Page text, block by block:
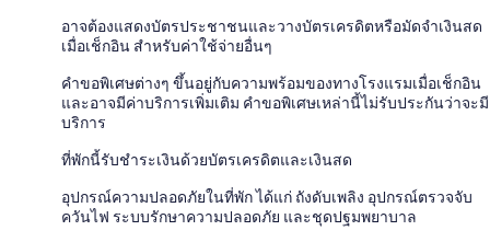
อาจต้องแสดงบัตรประชาชนและวางบัตรเครดิตหรือมัดจำเงินสด
เมื่อเช็กอิน สำหรับค่าใช้จ่ายอื่นๆ
คำขอพิเศษต่างๆ ขึ้นอยู่กับความพร้อมของทางโรงแรมเมื่อเช็กอิน
และอาจมีค่าบริการเพิ่มเติม คำขอพิเศษเหล่านี้ไม่รับประกันว่าจะมี
บริการ
ที่พักนี้รับชำระเงินด้วยบัตรเครดิตและเงินสด
อุปกรณ์ความปลอดภัยในที่พัก ได้แก่ ถังดับเพลิง อุปกรณ์ตรวจจับ
ควันไฟ ระบบรักษาความปลอดภัย และชุดปฐมพยาบาล